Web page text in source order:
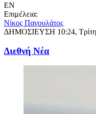
EN
Επιμέλεια:
Νίκος Παγουλάτος
ΔΗΜΟΣΙΕΥΣΗ 10:24,
Διεθνή Νέα